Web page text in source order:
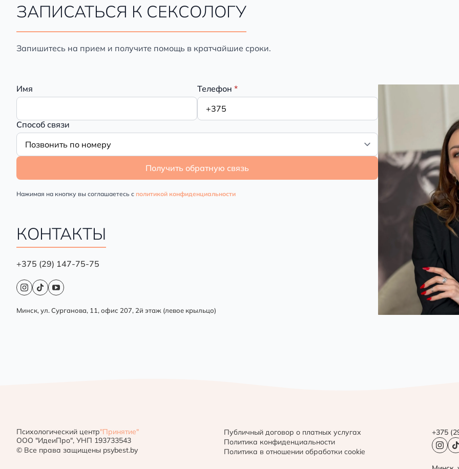
ЗАПИСАТЬСЯ К СЕКСОЛОГУ
Запишитесь на прием и получите помощь в кратчайшие сроки.
Имя Телефон *
Способ связи
Получить обратную связь
Нажимая на кнопку вы соглашаетесь с политикой конфиденциальности
КОНТАКТЫ
+375 (29) 147-75-75
Минск, ул. Сурганова, 11, офис 207, 2й этаж (левое крыльцо)
Психологический центр"Принятие"
ООО "ИдеиПро", УНП 193733543
© Все права защищены psybest.by
Публичный договор о платных услугах
Политика конфиденциальности
Политика в отношении обработки cookie
+375